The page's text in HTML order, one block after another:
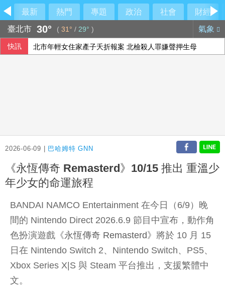
最新 熱門 專題 政治 社會
財經
臺北市 30° ( 31° / 29° ) 氣象
快訊 北市年輕女住家產子夭折報案 北檢殺人罪嫌聲押生母
2026-06-09 | 巴哈姆特 GNN
《永恆傳奇 Remasterd》10/15 推出 重溫少
年少女的命運旅程
BANDAI NAMCO Entertainment 在今日（6/9）晚
間的 Nintendo Direct 2026.6.9 節目中宣布，動作角
色扮演遊戲《永恆傳奇 Remasterd》將於 10 月 15
日在 Nintendo Switch 2、Nintendo Switch、PS5、
Xbox Series X|S 與 Steam 平台推出，支援繁體中
文。